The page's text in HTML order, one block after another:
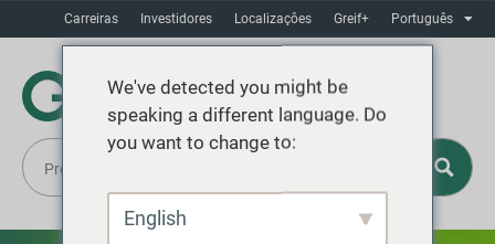
Carreiras Investidores Localizaçôes Greif+ Português
We've detected you might be
speaking a different language. Do
you want to change to:
English